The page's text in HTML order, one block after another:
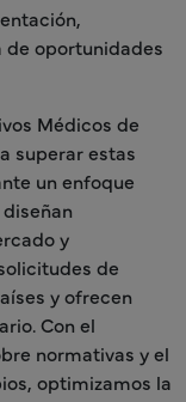
oportunidades
Médicos de
superar estas
un enfoque
y
de
y ofrecen
Con el
normativas y el
optimizamos la